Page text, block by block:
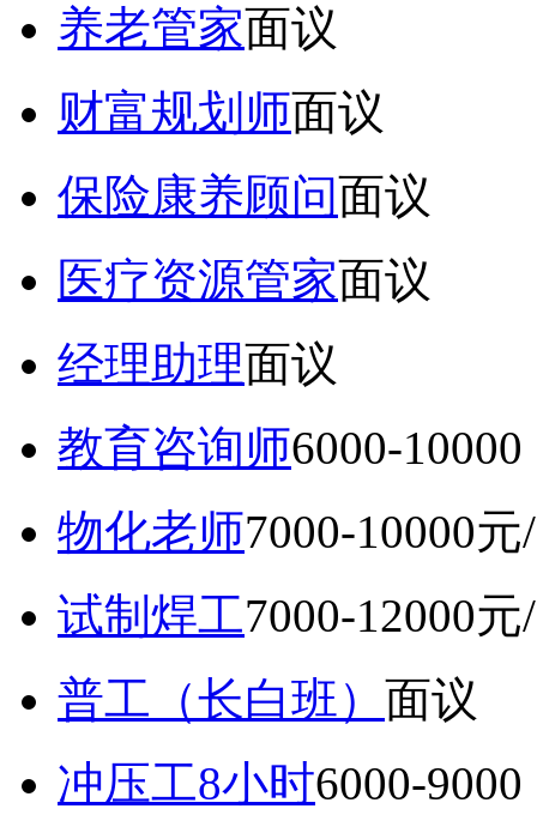
养老管家面议
财富规划师面议
保险康养顾问面议
医疗资源管家面议
经理助理面议
教育咨询师6000-
物化老师7000-10000元
试制焊工7000-12000元
普工（长白班） 面议
冲压工8小时6000-